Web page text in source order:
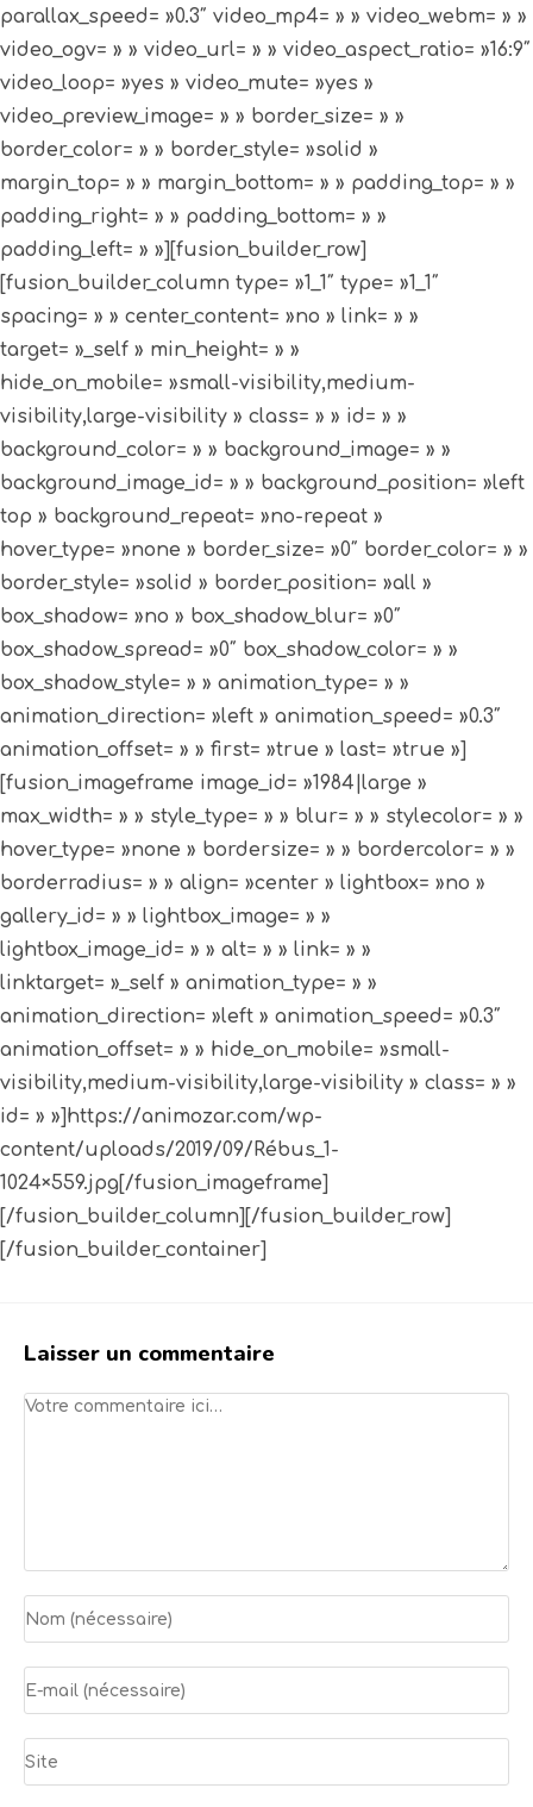
parallax_speed= »0.3″ video_mp4= » » video_webm= » »
video_ogv= » » video_url= » » video_aspect_ratio= »16:9″
video_loop= »yes » video_mute= »yes »
video_preview_image= » » border_size= » »
border_color= » » border_style= »solid »
margin_top= » » margin_bottom= » » padding_top= » »
padding_right= » » padding_bottom= » »
padding_left= » »][fusion_builder_row]
[fusion_builder_column type= »1_1″ type= »1_1″
spacing= » » center_content= »no » link= » »
target= »_self » min_height= » »
hide_on_mobile= »small-visibility,medium-
visibility,large-visibility » class= » » id= » »
background_color= » » background_image= » »
background_image_id= » » background_position= »left
top » background_repeat= »no-repeat »
hover_type= »none » border_size= »0″ border_color= » »
border_style= »solid » border_position= »all »
box_shadow= »no » box_shadow_blur= »0″
box_shadow_spread= »0″ box_shadow_color= » »
box_shadow_style= » » animation_type= » »
animation_direction= »left » animation_speed= »0.3″
animation_offset= » » first= »true » last= »true »]
[fusion_imageframe image_id= »1984|large »
max_width= » » style_type= » » blur= » » stylecolor= » »
hover_type= »none » bordersize= » » bordercolor= » »
borderradius= » » align= »center » lightbox= »no »
gallery_id= » » lightbox_image= » »
lightbox_image_id= » » alt= » » link= » »
linktarget= »_self » animation_type= » »
animation_direction= »left » animation_speed= »0.3″
animation_offset= » » hide_on_mobile= »small-
visibility,medium-visibility,large-visibility » class= » »
id= » »]https://animozar.com/wp-
content/uploads/2019/09/Rébus_1-
1024×559.jpg[/fusion_imageframe]
[/fusion_builder_column][/fusion_builder_row]
[/fusion_builder_container]
Laisser un commentaire